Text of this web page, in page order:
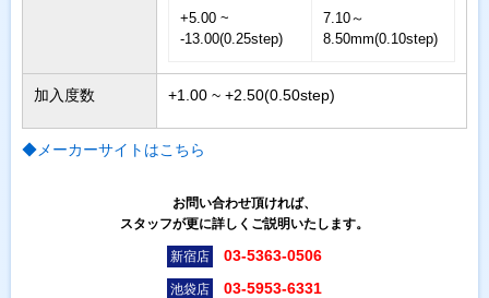
+5.00 ~
-13.00(0.25step)
7.10～
8.50mm(0.10step)
加入度数 +1.00 ~ +2.50(0.50step)
◆メーカーサイトはこちら
お問い合わせ頂ければ、
スタッフが更に詳しくご説明いたします。
新宿店 03-5363-0506
池袋店 03-5953-6331